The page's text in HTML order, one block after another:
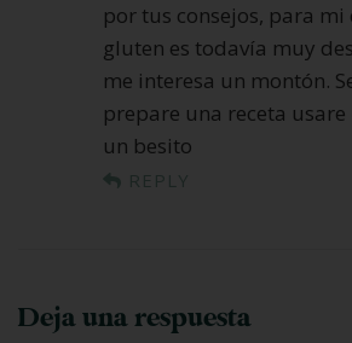
por tus consejos, para
gluten es todavía muy
me interesa un montón.
prepare una receta
un besito
REPLY
Deja una respuesta